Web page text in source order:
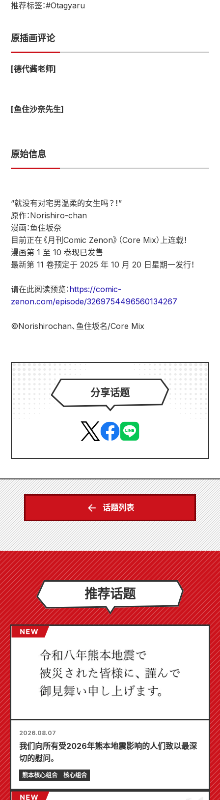
推荐标签：#Otagyaru
原插画评论
[德代酱老师]
[鱼住沙奈先生]
原始信息
“就没有对宅男温柔的女生吗？！”
原作：Norishiro-chan
漫画：鱼住坂奈
目前正在《月刊Comic Zenon》（Core Mix）上连载！
漫画第 1 至 10 卷现已发售
最新第 11 卷预定于 2025 年 10 月 20 日星期一发行！
请在此阅读预览：https://comic-
zenon.com/episode/3269754496560134267
©Norishirochan、鱼住坂名/Core Mix
分享话题
话题列表
推荐话题
2026.08.07
我们向所有受2026年熊本地震影响的人们致以最深
切的慰问。
熊本核心组合 核心组合